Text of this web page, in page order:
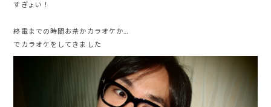
すぎょい！
終電までの時間お茶かカラオケか…
でカラオケをしてきました